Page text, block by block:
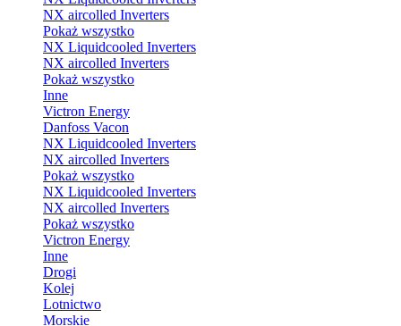
NX aircolled Inverters
Pokaż wszystko
NX Liquidcooled Inverters
NX aircolled Inverters
Pokaż wszystko
Inne
Victron Energy
Danfoss Vacon
NX Liquidcooled Inverters
NX aircolled Inverters
Pokaż wszystko
NX Liquidcooled Inverters
NX aircolled Inverters
Pokaż wszystko
Victron Energy
Inne
Drogi
Kolej
Lotnictwo
Morskie